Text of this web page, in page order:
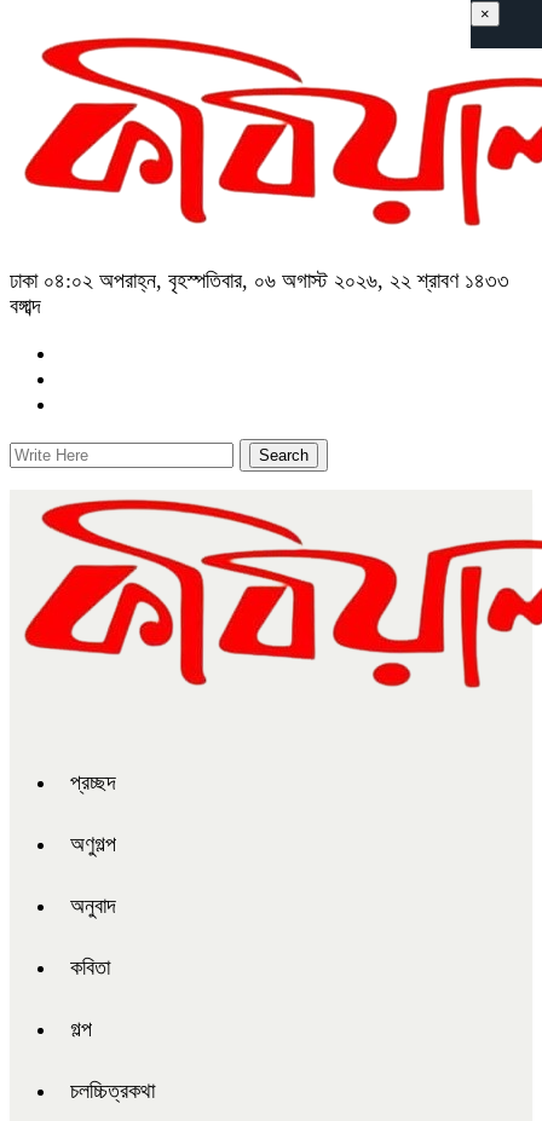
ঢাকা ০৪:০২ অপরাহ্ন, বৃহস্পতিবার, ০৬ অগাস্ট ২০২৬, ২২ শ্রাবণ ১৪৩৩
বঙ্গাব্দ
প্রচ্ছদ
অণুগল্প
অনুবাদ
কবিতা
গল্প
চলচ্চিত্রকথা
×